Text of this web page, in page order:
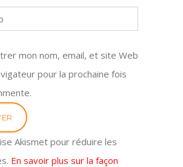
mon nom, email, et site Web
pour la prochaine fois
Akismet pour réduire les
En savoir plus sur la façon